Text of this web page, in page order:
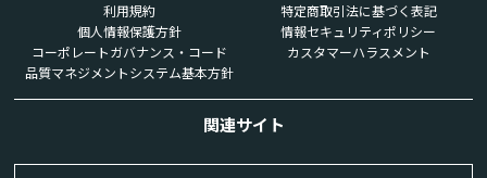
利用規約
特定商取引法に基づく表記
個人情報保護方針
情報セキュリティポリシー
コーポレートガバナンス・コード
カスタマーハラスメント
品質マネジメントシステム基本方針
関連サイト